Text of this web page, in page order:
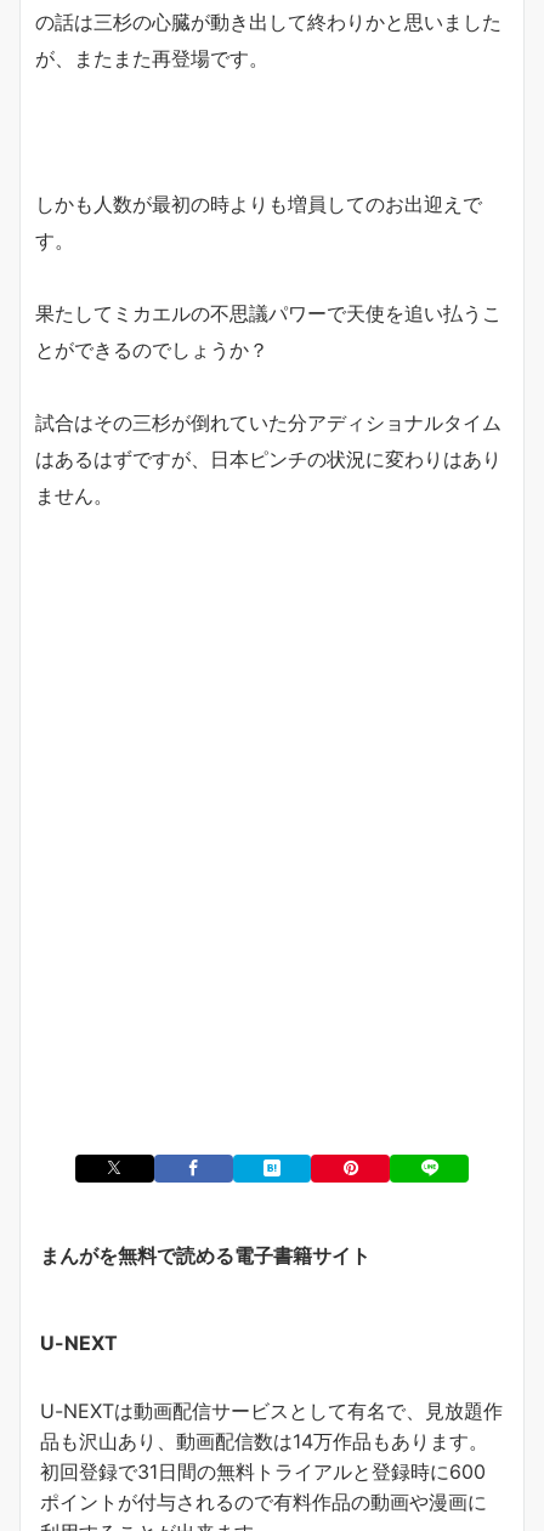
の話は三杉の心臓が動き出して終わりかと思いました
が、またまた再登場です。
しかも人数が最初の時よりも増員してのお出迎えで
す。
果たしてミカエルの不思議パワーで天使を追い払うこ
とができるのでしょうか？
試合はその三杉が倒れていた分アディショナルタイム
はあるはずですが、日本ピンチの状況に変わりはあり
ません。
まんがを無料で読める電子書籍サイト
U-NEXT
U-NEXTは動画配信サービスとして有名で、見放題作
品も沢山あり、動画配信数は14万作品もあります。
初回登録で31日間の無料トライアルと登録時に600
ポイントが付与されるので有料作品の動画や漫画に